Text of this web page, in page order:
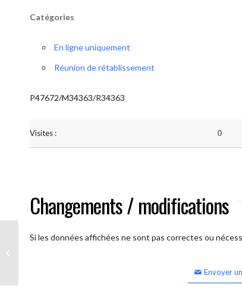
Catégories
En ligne uniquement
Réunion de rétablissement
P47672/M34363/R34363
Visites : 0
Changements / modifications
Si les données affichées ne sont pas correctes ou
Envoyer